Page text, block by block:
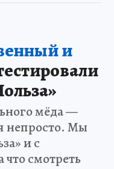
и
мёда —
непросто. Мы
и с
смотреть